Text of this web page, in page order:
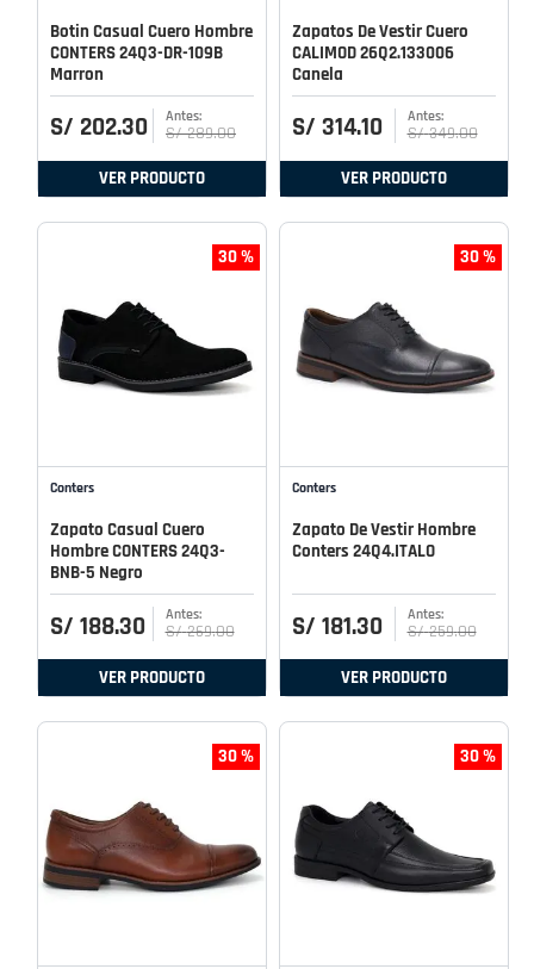
Botin Casual Cuero Hombre
CONTERS 24Q3-DR-109B
Marron
S/ 202.30 S/ 289.00
VER PRODUCTO
Zapatos De Vestir Cuero
CALIMOD 26Q2.133006
Canela
S/ 314.10 S/ 349.00
VER PRODUCTO
30 %
Conters
Zapato Casual Cuero
Hombre CONTERS 24Q3-
BNB-5 Negro
S/ 188.30 S/ 269.00
VER PRODUCTO
30 %
Conters
Zapato De Vestir Hombre
Conters 24Q4.ITALO
S/ 181.30 S/ 259.00
VER PRODUCTO
30 % 30 %